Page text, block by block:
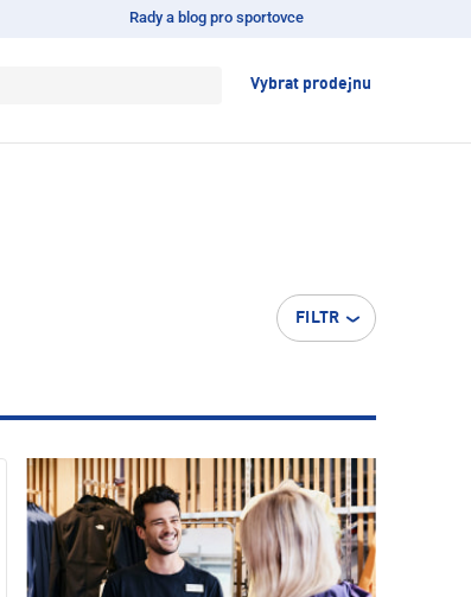
Rady a blog pro sportovce
Vybrat prodejnu
FILTR